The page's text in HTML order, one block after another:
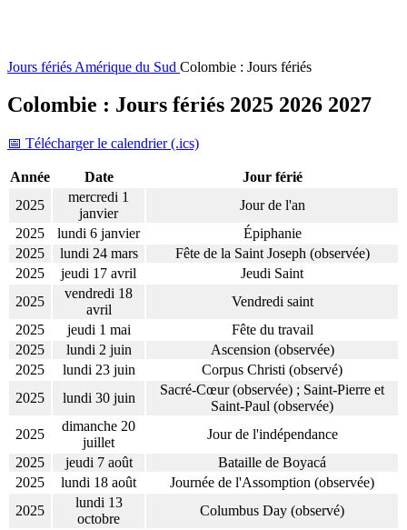
Jours fériés Amérique du Sud Colombie : Jours fériés
Colombie : Jours fériés 2025 2026 2027
📅 Télécharger le calendrier (.ics)
Année Date
Jour férié
2025
mercredi 1
janvier
Jour de l'an
2025
lundi 6 janvier
Épiphanie
2025
lundi 24 mars
Fête de la Saint Joseph (observée)
2025
jeudi 17 avril
Jeudi Saint
2025
vendredi 18
avril
Vendredi saint
2025
jeudi 1 mai
Fête du travail
2025
lundi 2 juin
Ascension (observée)
2025
lundi 23 juin
Corpus Christi (observé)
2025
lundi 30 juin
Sacré-Cœur (observée) ; Saint-Pierre et
Saint-Paul (observée)
2025
dimanche 20
juillet
Jour de l'indépendance
2025
jeudi 7 août
Bataille de Boyacá
2025
lundi 18 août
Journée de l'Assomption (observée)
2025
lundi 13
octobre
Columbus Day (observé)